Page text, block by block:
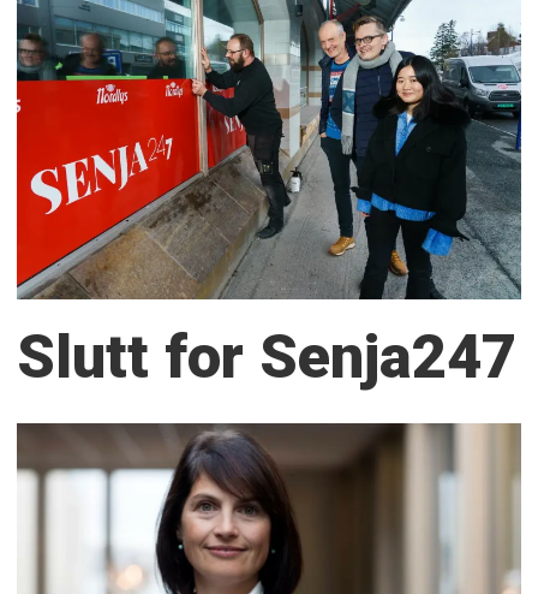
Slutt for Senja247